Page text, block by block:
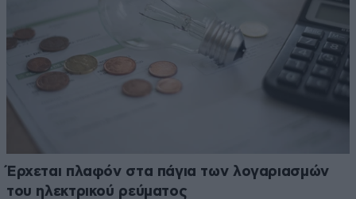
Έρχεται πλαφόν στα πάγια των λογαριασμών
του ηλεκτρικού ρεύματος